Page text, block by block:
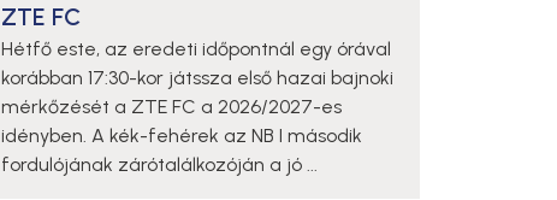
ZTE FC
Hétfő este, az eredeti időpontnál egy órával
korábban 17:30-kor játssza első hazai bajnoki
mérkőzését a ZTE FC a 2026/2027-es
idényben. A kék-fehérek az NB I második
fordulójának zárótalálkozóján a jó ...